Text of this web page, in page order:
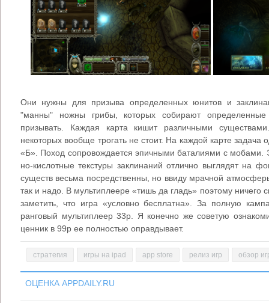
Они нужны для призыва определенных юнитов и
"манны" ножны грибы, которых собирают
призывать. Каждая карта кишит различными
некоторых вообще трогать не стоит. На каждой карте задача
«Б». Поход сопровождается эпичными баталиями с
но-кислотные текстуры заклинаний отлично выглядят на
существ весьма посредственны, но ввиду мрачной
так и надо. В мультиплеере «тишь да гладь» поэтому ничего
заметить, что игра «условно бесплатна». За полную
ранговый мультиплеер 33р. Я конечно же советую
ценник в 99р ее полностью оправдывает.
стратегия игры на ipad app store релиз игр обзор
ОЦЕНКА APPDAILY.RU